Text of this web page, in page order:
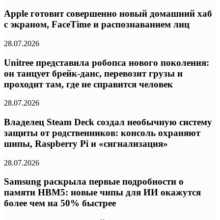
Apple готовит совершенно новый домашний хаб
с экраном, FaceTime и распознаванием лиц
28.07.2026
Unitree представила робопса нового поколения:
он танцует брейк-данс, перевозит грузы и
проходит там, где не справится человек
28.07.2026
Владелец Steam Deck создал необычную систему
защиты от родственников: консоль охраняют
шипы, Raspberry Pi и «сигнализация»
28.07.2026
Samsung раскрыла первые подробности о
памяти HBM5: новые чипы для ИИ окажутся
более чем на 50% быстрее